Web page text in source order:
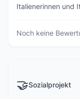
Italienerinnen und
Noch keine
🤝Sozialprojekt